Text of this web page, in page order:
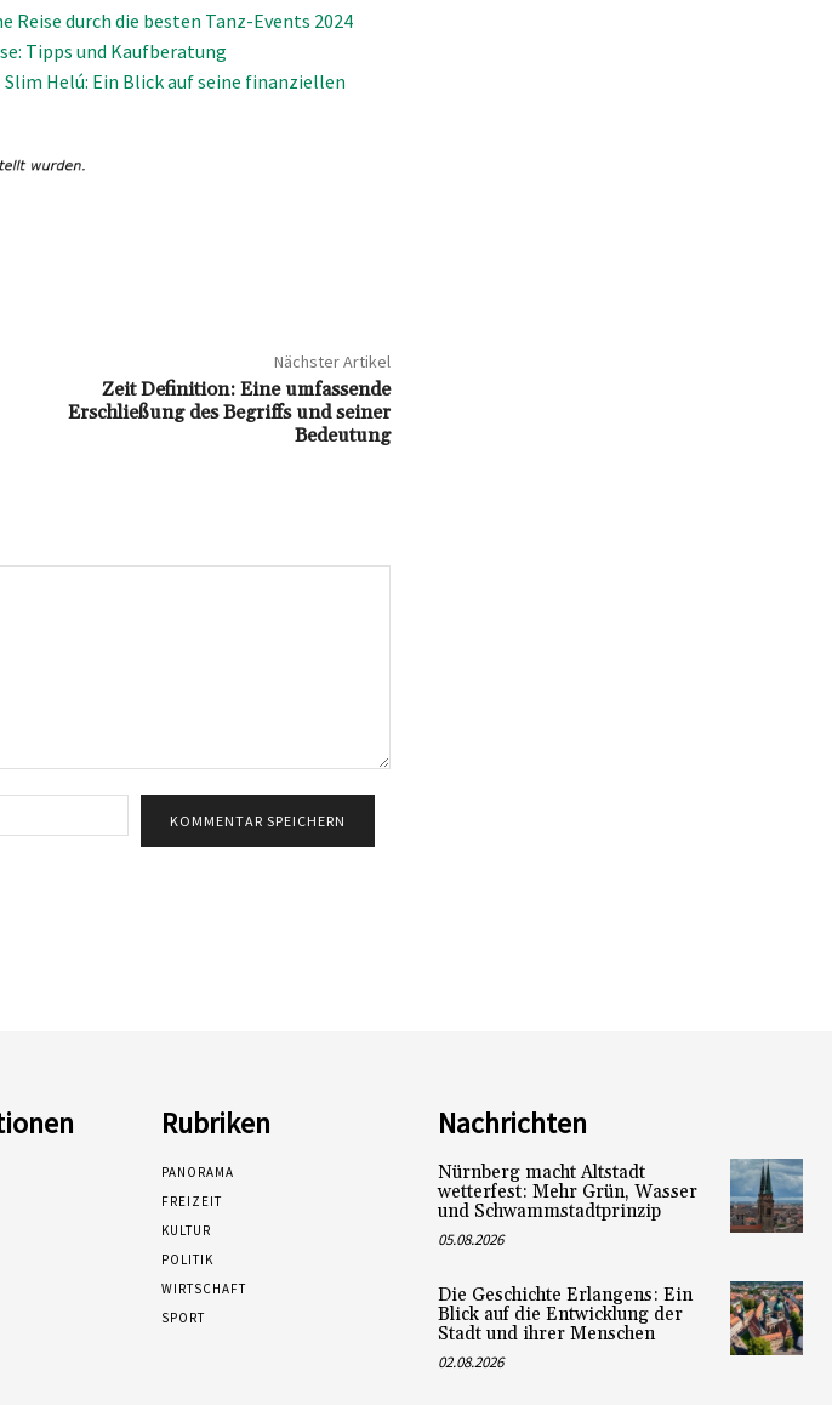
Reise durch die besten Tanz-Events 2024
Tipps und Kaufberatung
Helú: Ein Blick auf seine finanziellen
Nächster Artikel
Zeit Definition: Eine umfassende
Erschließung des Begriffs und seiner
Bedeutung
Mail:*
Rubriken
PANORAMA
FREIZEIT
KULTUR
POLITIK
WIRTSCHAFT
SPORT
Nachrichten
Nürnberg macht Altstadt
wetterfest: Mehr Grün, Wasser
und Schwammstadtprinzip
05.08.2026
Die Geschichte Erlangens: Ein
Blick auf die Entwicklung der
Stadt und ihrer Menschen
02.08.2026